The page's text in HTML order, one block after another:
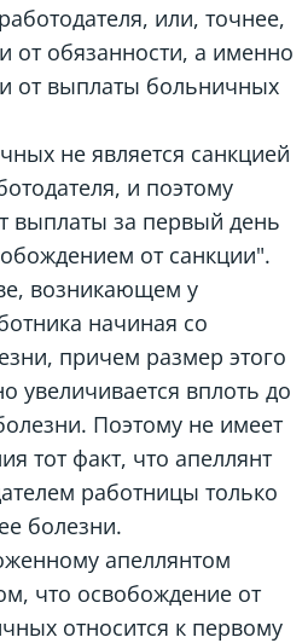
или, точнее,
от обязанности, а именно
от выплаты больничных
не является санкцией
и поэтому
выплаты за первый день
от санкции".
возникающем у
начиная со
причем размер этого
увеличивается вплоть до
Поэтому не имеет
тот факт, что апеллянт
работницы только
болезни.
апеллянтом
что освобождение от
относится к первому